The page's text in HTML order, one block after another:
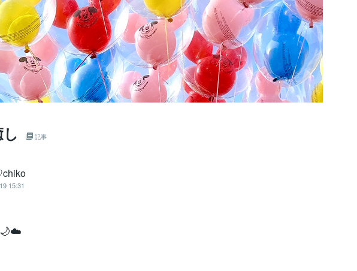
記事
15:31
🌙☁️